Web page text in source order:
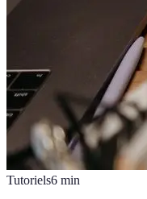
Tutoriels6 min